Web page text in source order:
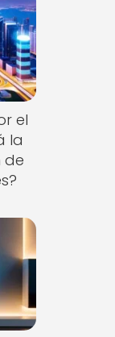
el
la
de